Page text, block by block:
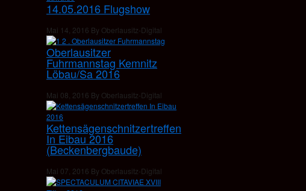
14.05.2016 Flugshow
Mai 14, 2016 By Oberlausitz-Digital
Oberlausitzer
Fuhrmannstag Kemnitz
Löbau/Sa 2016
Mai 08, 2016 By Oberlausitz-Digital
Kettensägenschnitzertreffen
In Eibau 2016
(Beckenbergbaude)
Mai 07, 2016 By Oberlausitz-Digital